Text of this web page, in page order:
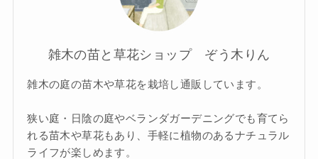
雑木の苗と草花ショップ ぞう木りん
雑木の庭の苗木や草花を栽培し通販しています。
狭い庭・日陰の庭やベランダガーデニングでも育てら
れる苗木や草花もあり、手軽に植物のあるナチュラル
ライフが楽しめます。